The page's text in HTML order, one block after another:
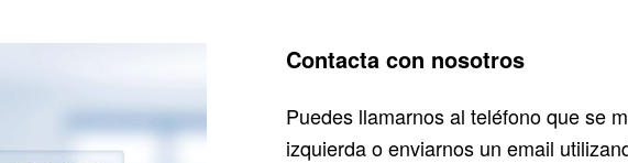
Contacta con nosotros
Puedes llamarnos al teléfono que se
izquierda o enviarnos un email